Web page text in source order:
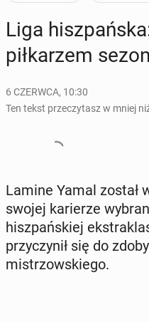
Liga
pił­ka­rzem
6 CZERWCA, 10:30
Ten tekst przeczytasz w mniej
Lamine Yamal został
swojej ka­rie­rze
hisz­pań­skiej
przy­czy­nił się do
mi­strzow­skie­go.